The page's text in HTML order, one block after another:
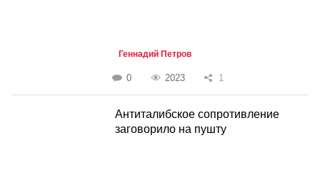
Геннадий Петров
0 2023 1
Антиталибское сопротивление
заговорило на пушту